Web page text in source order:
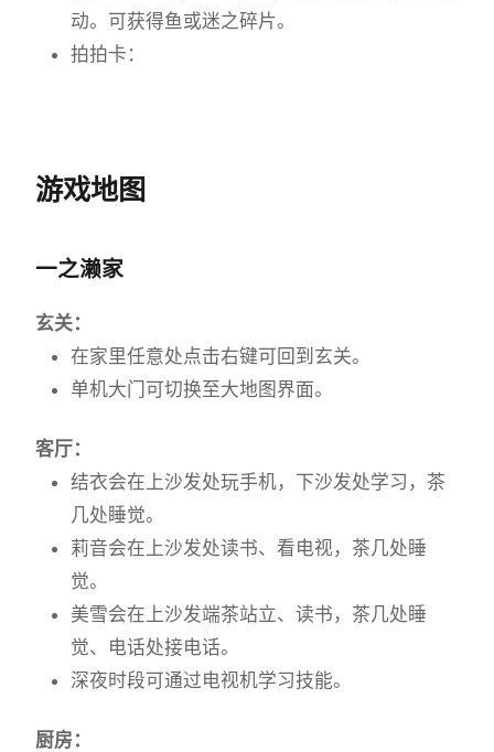
动。可获得鱼或迷之碎片。
拍拍卡：
游戏地图
一之濑家
玄关：
在家里任意处点击右键可回到玄关。
单机大门可切换至大地图界面。
客厅：
结衣会在上沙发处玩手机，下沙发处学习，茶
几处睡觉。
莉音会在上沙发处读书、看电视，茶几处睡
觉。
美雪会在上沙发端茶站立、读书，茶几处睡
觉、电话处接电话。
深夜时段可通过电视机学习技能。
厨房：